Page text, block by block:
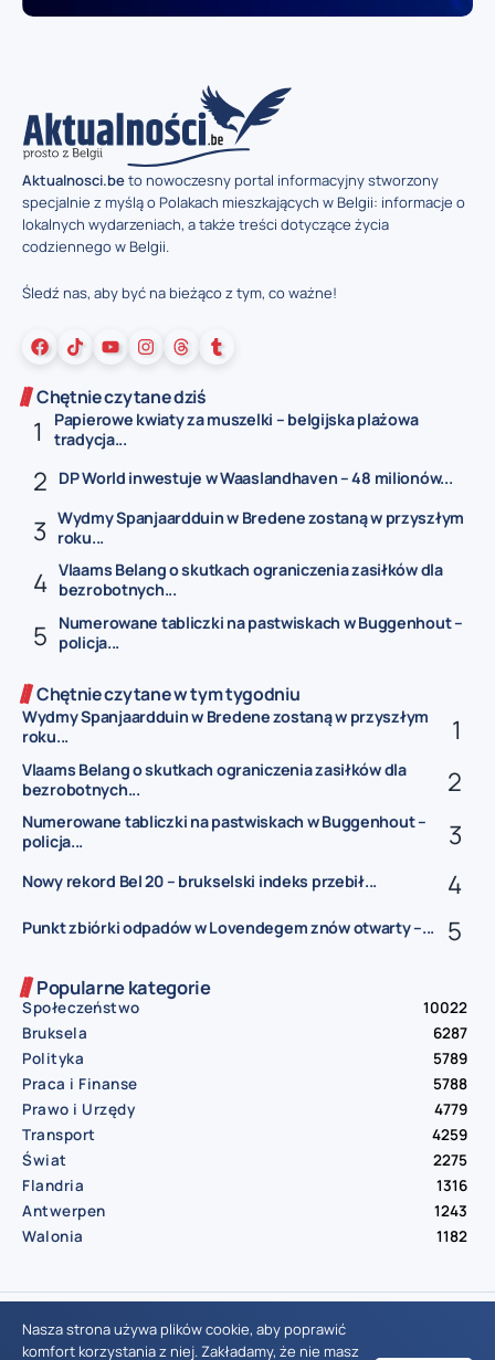
Aktualnosci.beto nowoczesny portal informacyjny stworzony
specjalnie z myślą o Polakach mieszkających w Belgii: informacje o
lokalnych wydarzeniach, a także treści dotyczące życia
codziennego w Belgii.
Śledź nas, aby być na bieżąco z tym, co ważne!
Chętnie czytane dziś
Papierowe kwiaty za muszelki – belgijska plażowa
tradycja...
DP World inwestuje w Waaslandhaven – 48 milionów...
Wydmy Spanjaardduin w Bredene zostaną w przyszłym
roku...
Vlaams Belang o skutkach ograniczenia zasiłków dla
bezrobotnych...
Numerowane tabliczki na pastwiskach w Buggenhout –
policja...
Chętnie czytane w tym tygodniu
Wydmy Spanjaardduin w Bredene zostaną w przyszłym
roku...
Vlaams Belang o skutkach ograniczenia zasiłków dla
bezrobotnych...
Numerowane tabliczki na pastwiskach w Buggenhout –
policja...
Nowy rekord Bel 20 – brukselski indeks przebił...
Punkt zbiórki odpadów w Lovendegem znów otwarty –...
Popularne kategorie
Społeczeństwo
10022
Bruksela
6287
Polityka
5789
Praca i Finanse
5788
Prawo i Urzędy
4779
Transport
4259
Świat
2275
Flandria
1316
Antwerpen
1243
Walonia
1182
© Aktualnosci.be – All Right Reserved 2016-2026
Nasza strona używa plików cookie, aby poprawić
komfort korzystania z niej. Zakładamy, że nie masz